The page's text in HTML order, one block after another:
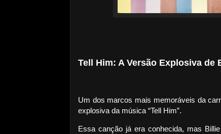
Tell Him: A Versão Explosiva de
Um dos marcos mais memoráveis da
explosiva da música “Tell Him”.
Essa canção já era conhecida, mas